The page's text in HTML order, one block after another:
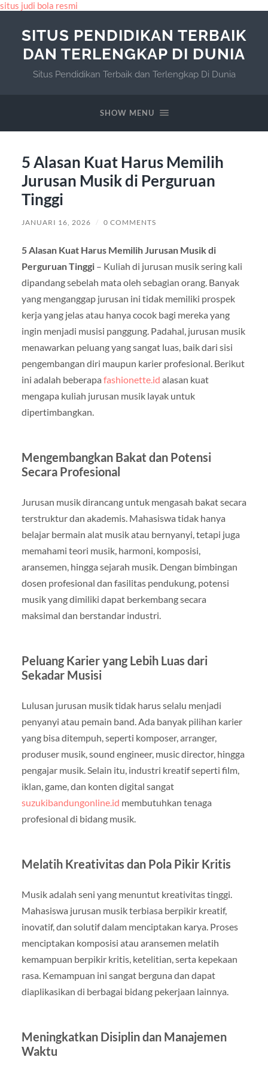
situs judi bola resmi
SITUS PENDIDIKAN TERBAIK
DAN TERLENGKAP DI DUNIA
Situs Pendidikan Terbaik dan Terlengkap Di Dunia
SHOW MENU
5 Alasan Kuat Harus Memilih
Jurusan Musik di Perguruan
Tinggi
JANUARI 16, 2026 / 0 COMMENTS
5 Alasan Kuat Harus Memilih Jurusan Musik di
Perguruan Tinggi– Kuliah di jurusan musik sering kali
dipandang sebelah mata oleh sebagian orang. Banyak
yang menganggap jurusan ini tidak memiliki prospek
kerja yang jelas atau hanya cocok bagi mereka yang
ingin menjadi musisi panggung. Padahal, jurusan musik
menawarkan peluang yang sangat luas, baik dari sisi
pengembangan diri maupun karier profesional. Berikut
ini adalah beberapa fashionette.id alasan kuat
mengapa kuliah jurusan musik layak untuk
dipertimbangkan.
Mengembangkan Bakat dan Potensi
Secara Profesional
Jurusan musik dirancang untuk mengasah bakat secara
terstruktur dan akademis. Mahasiswa tidak hanya
belajar bermain alat musik atau bernyanyi, tetapi juga
memahami teori musik, harmoni, komposisi,
aransemen, hingga sejarah musik. Dengan bimbingan
dosen profesional dan fasilitas pendukung, potensi
musik yang dimiliki dapat berkembang secara
maksimal dan berstandar industri.
Peluang Karier yang Lebih Luas dari
Sekadar Musisi
Lulusan jurusan musik tidak harus selalu menjadi
penyanyi atau pemain band. Ada banyak pilihan karier
yang bisa ditempuh, seperti komposer, arranger,
produser musik, sound engineer, music director, hingga
pengajar musik. Selain itu, industri kreatif seperti film,
iklan, game, dan konten digital sangat
suzukibandungonline.id membutuhkan tenaga
profesional di bidang musik.
Melatih Kreativitas dan Pola Pikir Kritis
Musik adalah seni yang menuntut kreativitas tinggi.
Mahasiswa jurusan musik terbiasa berpikir kreatif,
inovatif, dan solutif dalam menciptakan karya. Proses
menciptakan komposisi atau aransemen melatih
kemampuan berpikir kritis, ketelitian, serta kepekaan
rasa. Kemampuan ini sangat berguna dan dapat
diaplikasikan di berbagai bidang pekerjaan lainnya.
Meningkatkan Disiplin dan Manajemen
Waktu